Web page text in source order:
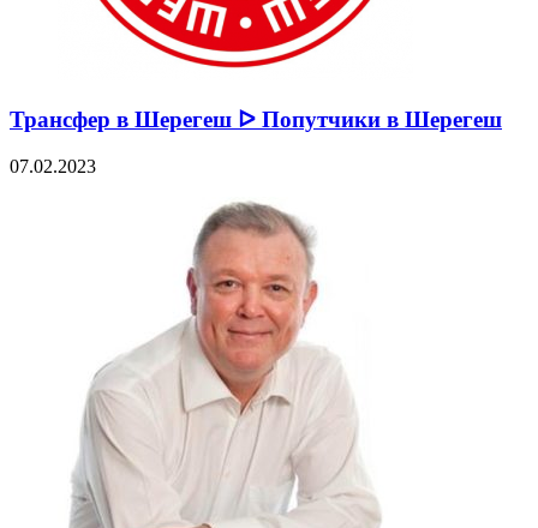
Трансфер в Шерегеш ᐅ Попутчики в Шерегеш
07.02.2023